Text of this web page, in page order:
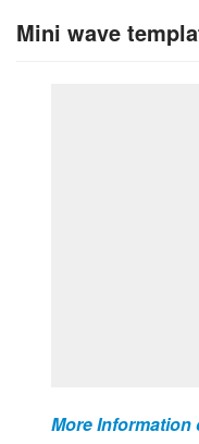
Mini wave
More Information